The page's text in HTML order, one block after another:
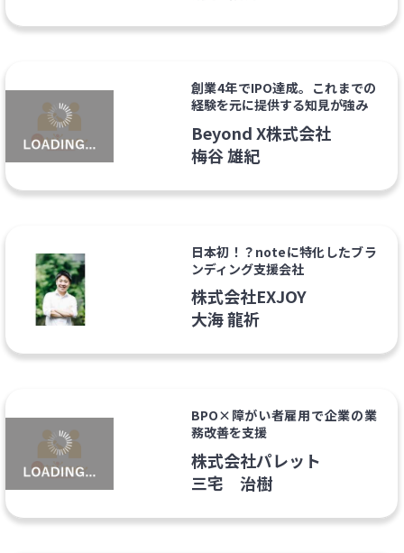
創業4年でIPO達成。これまでの
経験を元に提供する知見が強み
Beyond X株式会社
梅谷 雄紀
日本初！？noteに特化したブラ
ンディング支援会社
株式会社EXJOY
大海 龍祈
BPO×障がい者雇用で企業の業
務改善を支援
株式会社パレット
三宅 治樹